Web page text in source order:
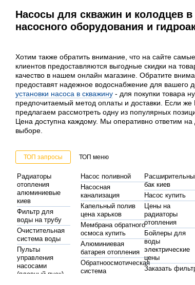
Насосы для скважин и колодцев в
насосного оборудования и
Хотим также обратить внимание, что на сайте
клиентов предоставляются выгодные скидки на
качество в нашем онлайн магазине. Обратите
предоставят надежное водоснабжение для вашего
установки насоса в скважину - для покупки товара
предпочитаемый метод оплаты и доставки. Если
предлагаем рассмотреть одну из популярных
Цена доступна каждому. Мы оперативно ответим
выборе.
ТОП запросы ТОП меню
Радиаторы
отопления
алюминиевые
киев
Фильтр для
воды на трубу
Очистительная
система воды
Пульты
управления
насосами
(плавный пуск)
Насос поливной
Насосная
канализация
Капельный полив
цена харьков
Мембрана обратного
осмоса купить
Алюминиевая
батарея отопления
Обратноосмотическая
система
бак киев
Насос купить
Цены на
радиаторы
отопления
Бойлеры для
воды
электрические
цены
Заказать